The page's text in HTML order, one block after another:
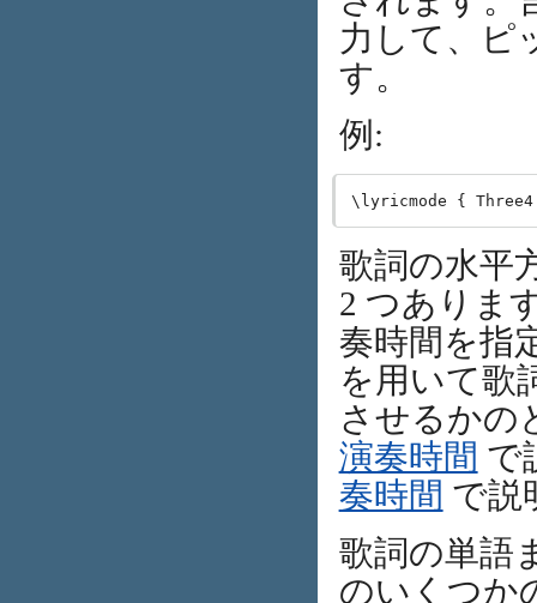
力して、ピ
す。
例:
歌詞の水平
2 つありま
奏時間を指
を用いて歌
させるかの
演奏時間 で
奏時間 で説
歌詞の単語
のいくつか